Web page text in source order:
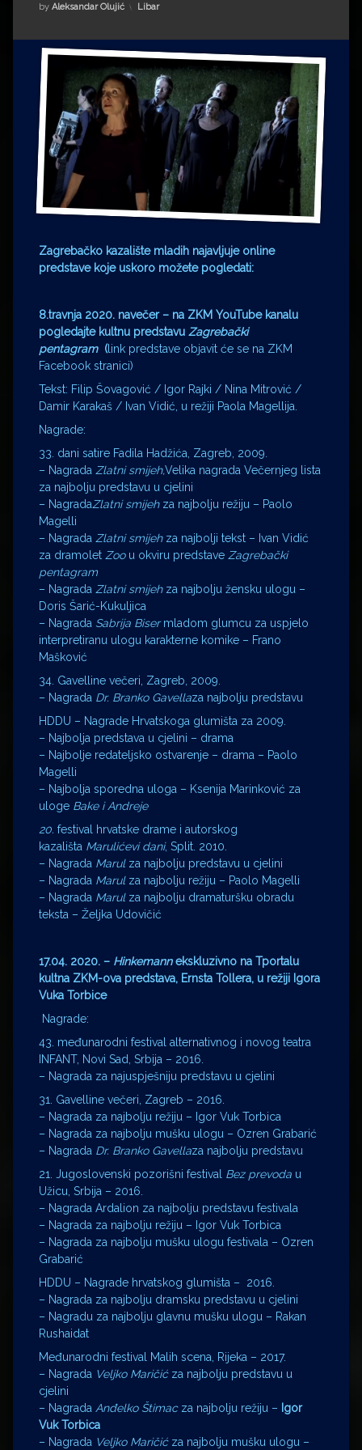
Impressum
Milenko Strižak
Drugi autori
Drugi autori
Matea Andrić
Ljiljana Lekanić-Kljaić
Željko Krznarić
Mario Lovreković
by Aleksandar Olujić Kategorije:
Libar
Zagrebačko kazalište mladih najavljuje online
predstave koje uskoro možete pogledati:
8.travnja 2020. navečer – na ZKM YouTube kanalu
pogledajte kultnu predstavu Zagrebački
pentagram ( link predstave objavit će se na ZKM
Facebook stranici)
Tekst: Filip Šovagović / Igor Rajki / Nina Mitrović /
Damir Karakaš / Ivan Vidić, u režiji Paola Magellija.
Nagrade:
33. dani satire Fadila Hadžića, Zagreb, 2009.
– Nagrada Zlatni smijeh,Velika nagrada Večernjeg lista
za najbolju predstavu u cjelini
– NagradaZlatni smijehza najbolju režiju – Paolo
Magelli
– Nagrada Zlatni smijehza najbolji tekst – Ivan Vidić
za dramolet Zoou okviru predstave Zagrebački
pentagram
– Nagrada Zlatni smijehza najbolju žensku ulogu –
Doris Šarić-Kukuljica
– Nagrada Sabrija Bisermladom glumcu za uspjelo
interpretiranu ulogu karakterne komike – Frano
Mašković
34. Gavelline večeri, Zagreb, 2009.
– Nagrada Dr. Branko Gavellaza najbolju predstavu
HDDU – Nagrade Hrvatskoga glumišta za 2009.
– Najbolja predstava u cjelini – drama
– Najbolje redateljsko ostvarenje – drama – Paolo
Magelli
– Najbolja sporedna uloga – Ksenija Marinković za
uloge Bake i Andreje
20. festival hrvatske drame i autorskog
kazališta Marulićevi dani, Split. 2010.
– Nagrada Marul za najbolju predstavu u cjelini
– Nagrada Marul za najbolju režiju – Paolo Magelli
– Nagrada Marulza najbolju dramaturšku obradu
teksta – Željka Udovičić
17.04. 2020. – Hinkemannekskluzivno na Tportalu
kultna ZKM-ova predstava, Ernsta Tollera, u režiji Igora
Vuka Torbice
Nagrade:
43. međunarodni festival alternativnog i novog teatra
INFANT, Novi Sad, Srbija – 2016.
– Nagrada za najuspješniju predstavu u cjelini
31. Gavelline večeri, Zagreb – 2016.
– Nagrada za najbolju režiju – Igor Vuk Torbica
– Nagrada za najbolju mušku ulogu – Ozren Grabarić
– Nagrada Dr. Branko Gavellaza najbolju predstavu
21. Jugoslovenski pozorišni festival Bez prevoda u
Užicu, Srbija – 2016.
– Nagrada Ardalion za najbolju predstavu festivala
– Nagrada za najbolju režiju – Igor Vuk Torbica
– Nagrada za najbolju mušku ulogu festivala – Ozren
Grabarić
HDDU – Nagrade hrvatskog glumišta – 2016.
– Nagrada za najbolju dramsku predstavu u cjelini
– Nagradu za najbolju glavnu mušku ulogu – Rakan
Rushaidat
Međunarodni festival Malih scena, Rijeka – 2017.
– Nagrada Veljko Maričićza najbolju predstavu u
cjelini
– Nagrada Anđelko Štimacza najbolju režiju – Igor
Vuk Torbica
– Nagrada Veljko Maričićza najbolju mušku ulogu –